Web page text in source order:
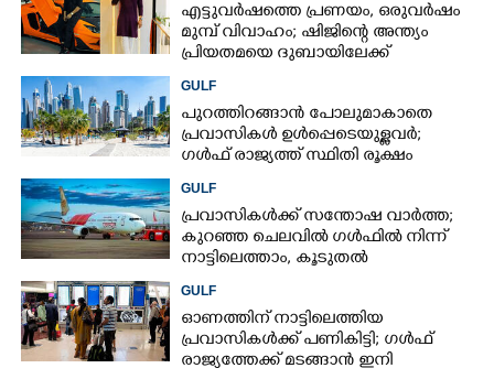
എട്ടുവർഷത്തെ പ്രണയം,​ ഒരുവർഷം
മുമ്പ് വിവാഹം; ഷിജിന്റെ അന്ത്യം
പ്രിയതമയെ ദുബായിലേക്ക്
GULF
പുറത്തിറങ്ങാൻ പോലുമാകാതെ
പ്രവാസികൾ ഉൾപ്പെടെയുള്ളവർ;
ഗൾഫ് രാജ്യത്ത് സ്ഥിതി രൂക്ഷം
GULF
പ്രവാസികൾക്ക് സന്തോഷ വാർത്ത;
കുറഞ്ഞ ചെലവിൽ ഗൾഫിൽ നിന്ന്
നാട്ടിലെത്താം,​ കൂടുതൽ
എക്സ്പ്രസ്
GULF
ഓണത്തിന് നാട്ടിലെത്തിയ
പ്രവാസികൾക്ക് പണികിട്ടി; ഗൾഫ്
രാജ്യത്തേക്ക് മടങ്ങാൻ ഇനി